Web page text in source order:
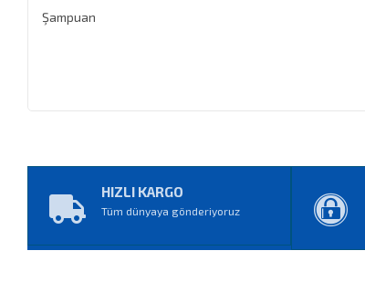
Şampuan
HIZLI KARGO
Tüm dünyaya gönderiyoruz